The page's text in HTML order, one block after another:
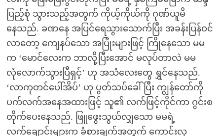
ပြည့်စုံ သွားသည့်အတွက် ကိုယ့်ကိုယ်ကို ဂုဏ်ယူမိ
နေသည်. ခဏနေ အပြင်ရေသွားသောက်ပြီး အခန်းပြန်ဝင်
လာတော့ ကျေနပ်သော အပြုံးများဖြင့် ကြိုနေသော မမ
က ‘မောင်လေးက ဘာလို့ပြီးအောင် မလုပ်တာလဲ မမ
လုံလောက်သွားပြီရှင့်’ ဟု အသံလေးတွေ ရွှင်နေသည်.
‘လာကုတင်ပေါ်အိပ်’ ဟု ပွတ်သပ်ခေါ်ပြီး ကျွန်တော်ကို
ပက်လက်အနေအထားဖြင့် သူ၏ လက်ဖြင့်ကိုင်ကာ ဂွင်းစ
တိုက်ပေးနေသည်. ဖြူဖွေးသွယ်လျှသော မမရဲ့
လက်ချောင်းများက ခံစားချက်အတွက် ကောင်းလှ